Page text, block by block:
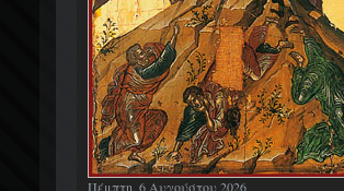
Πέμπτη, 6 Αυγούστου 2026